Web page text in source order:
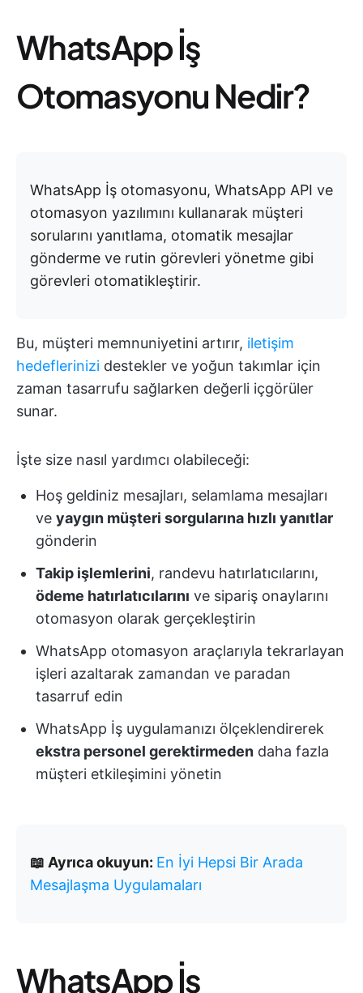
WhatsApp İş
Otomasyonu Nedir?
WhatsApp İş otomasyonu, WhatsApp API ve
otomasyon yazılımını kullanarak müşteri
sorularını yanıtlama, otomatik mesajlar
gönderme ve rutin görevleri yönetme gibi
görevleri otomatikleştirir.
Bu, müşteri memnuniyetini artırır, iletişim
hedeflerinizi destekler ve yoğun takımlar için
zaman tasarrufu sağlarken değerli içgörüler
sunar.
İşte size nasıl yardımcı olabileceği:
Hoş geldiniz mesajları, selamlama mesajları
ve yaygın müşteri sorgularına hızlı yanıtlar
gönderin
Takip işlemlerini, randevu hatırlatıcılarını,
ödeme hatırlatıcılarını ve sipariş onaylarını
otomasyon olarak gerçekleştirin
WhatsApp otomasyon araçlarıyla tekrarlayan
işleri azaltarak zamandan ve paradan
tasarruf edin
WhatsApp İş uygulamanızı ölçeklendirerek
ekstra personel gerektirmeden daha fazla
müşteri etkileşimini yönetin
📖 Ayrıca okuyun: En İyi Hepsi Bir Arada
Mesajlaşma Uygulamaları
WhatsApp İş